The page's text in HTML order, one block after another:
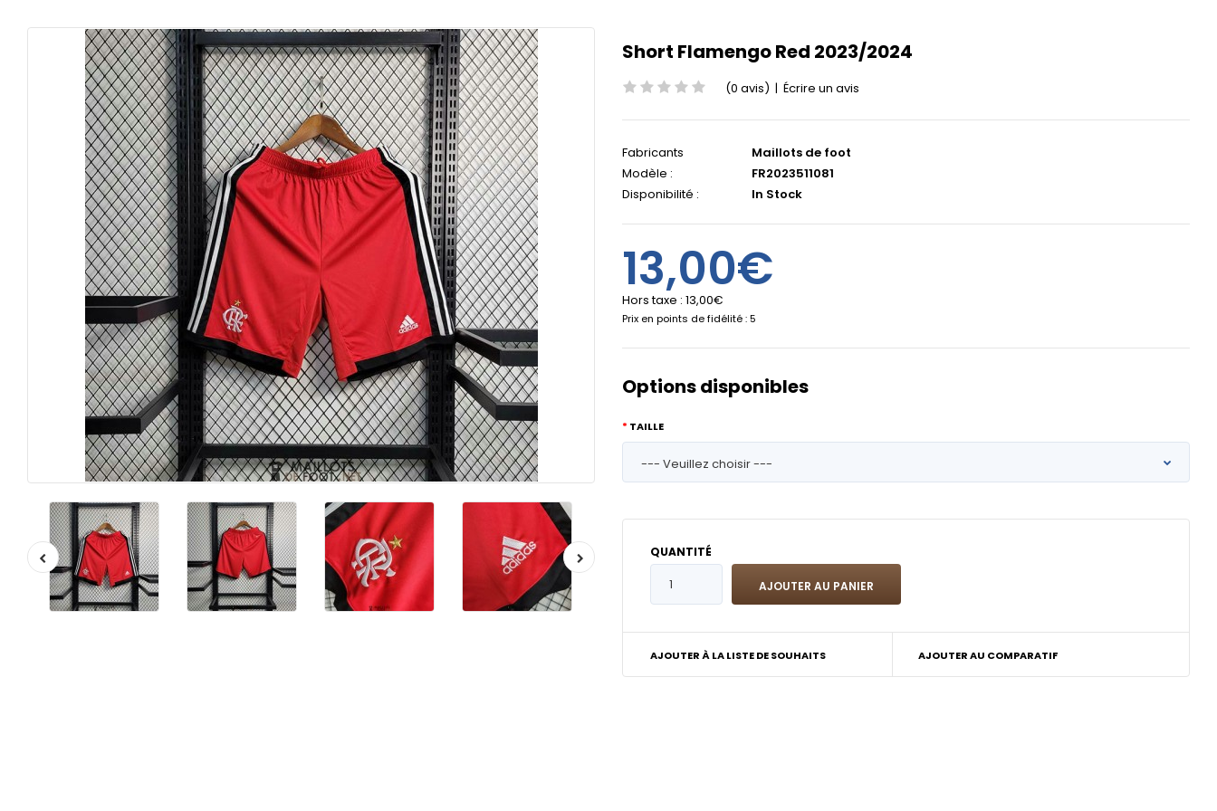
Short Flamengo Red 2023/2024
(0 avis) | Écrire un avis
Fabricants
Maillots de foot
Modèle :
FR2023511081
Disponibilité :
In Stock
13,00€
Hors taxe : 13,00€
Prix en points de fidélité : 5
Options disponibles
TAILLE
QUANTITÉ
AJOUTER À LA LISTE DE SOUHAITS AJOUTER AU COMPARATIF